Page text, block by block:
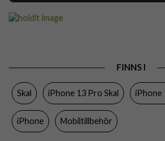
Trådlös
Färg
Material
Varumärke
FINNS I
Skal iPhone 13 Pro Skal iPhone
iPhone Mobiltillbehör